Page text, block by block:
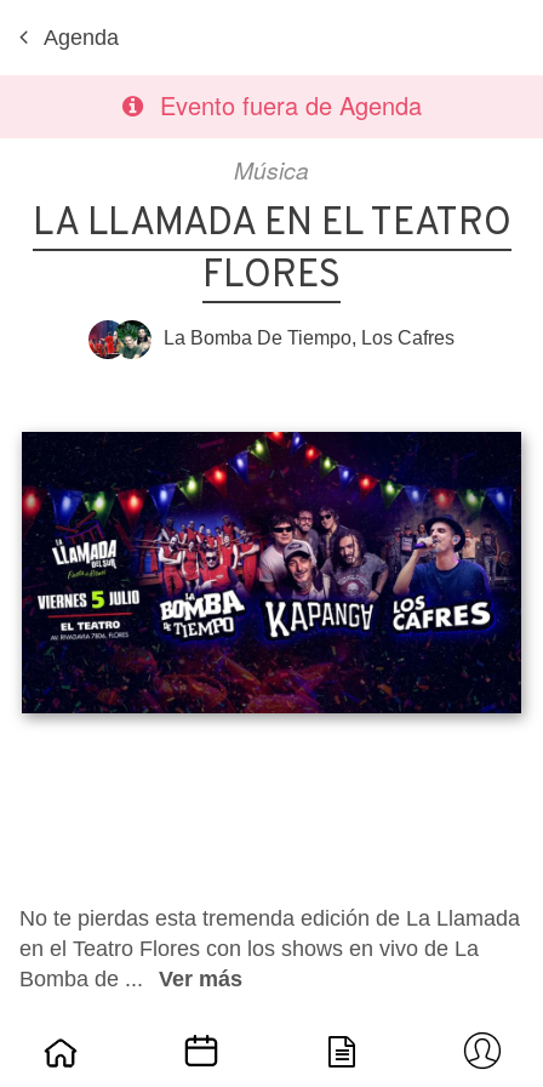
Agenda
Evento fuera de Agenda
Música
LA LLAMADA EN EL TEATRO
FLORES
La Bomba De Tiempo, Los Cafres
No te pierdas esta tremenda edición de La Llamada
en el Teatro Flores con los shows en vivo de La
Bomba de ...
Ver más